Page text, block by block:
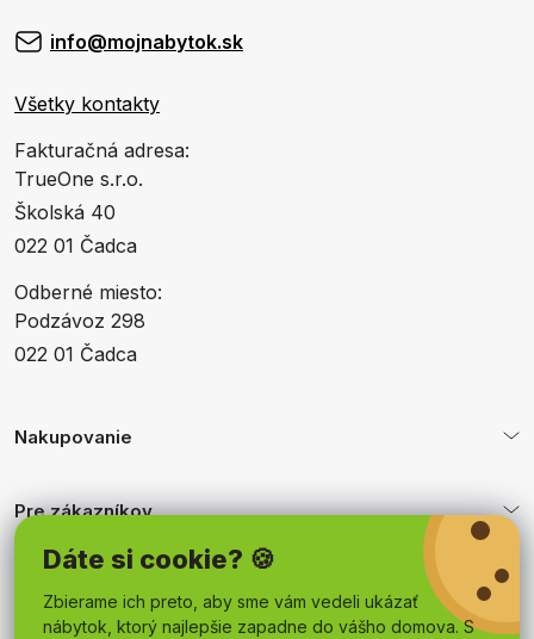
Dáte si cookie? 🍪
Zbierame ich preto, aby sme vám vedeli ukázať
nábytok, ktorý najlepšie zapadne do vášho domova. S
info@mojnabytok.sk
Všetky kontakty
Fakturačná adresa:
TrueOne s.r.o.
Školská 40
022 01 Čadca
Odberné miesto:
Podzávoz 298
022 01 Čadca
Nakupovanie
Pre zákazníkov